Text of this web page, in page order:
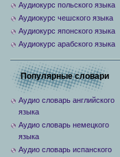
Аудиокурс польского языка
Аудиокурс чешского языка
Аудиокурс японского языка
Аудиокурс арабского языка
Популярные словари
Аудио словарь английского
языка
Аудио словарь немецкого
языка
Аудио словарь испанского